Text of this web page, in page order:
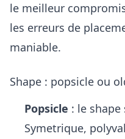
le meilleur
les erreurs de
maniable.
Shape : popsicle ou
Popsicle : le
Symetrique,